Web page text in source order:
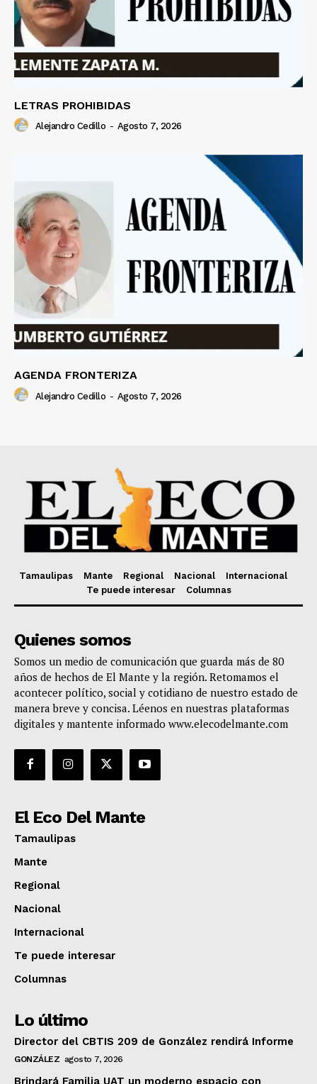
LETRAS PROHIBIDAS
Alejandro Cedillo - Agosto 7, 2026
AGENDA FRONTERIZA
Alejandro Cedillo - Agosto 7, 2026
Tamaulipas Mante Regional Nacional
Internacional
Te puede interesar
Columnas
Quienes somos
Somos un medio de comunicación que guarda más de 80
años de hechos de El Mante y la región. Retomamos el
acontecer político, social y cotidiano de nuestro estado de
manera breve y concisa. Léenos en nuestras plataformas
digitales y mantente informado www.elecodelmante.com
El Eco Del Mante
Tamaulipas
Mante
Regional
Nacional
Internacional
Te puede interesar
Columnas
Lo último
Director del CBTIS 209 de González rendirá Informe
GONZÁLEZ agosto 7, 2026
Brindará Familia UAT un moderno espacio con